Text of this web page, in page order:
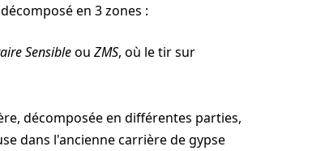
en 3 zones :
SensibleouZMS, où le tir sur
décomposée en différentes parties,
dans l'ancienne carrière de gypse